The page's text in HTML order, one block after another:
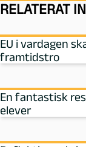
RELATERAT
EU i vardagen
framtidstro
En fantastisk
elever